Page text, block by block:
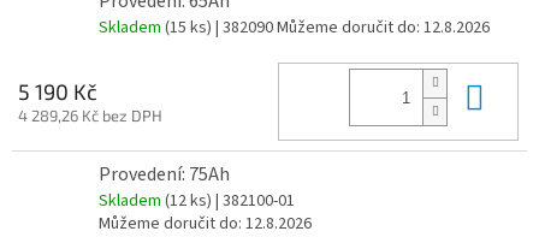
Skladem (15 ks) | 382090Můžeme doručit do: 12.8.2026
5 190 Kč
4 289,26 Kč bez DPH
Provedení: 75Ah
Skladem (12 ks) | 382100-01
Můžeme doručit do: 12.8.2026